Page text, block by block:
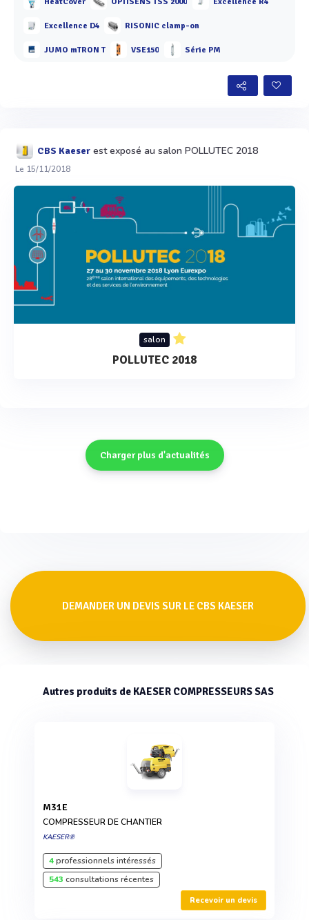
Excellence D4 RISONIC clamp-on
JUMO mTRON T VSE150 Série PM
CBS Kaeser est exposé au salon POLLUTEC 2018
Le 15/11/2018
salon
POLLUTEC 2018
Charger plus d'actualités
DEMANDER UN DEVIS SUR LE CBS KAESER
Autres produits de KAESER COMPRESSEURS SAS
M31E
COMPRESSEUR DE CHANTIER
KAESER®
4professionnels intéressés
543 consultations récentes
Recevoir un devis